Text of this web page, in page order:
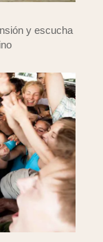
y escucha